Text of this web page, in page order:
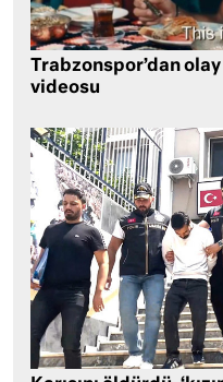
Trabzonspor’dan
videosu